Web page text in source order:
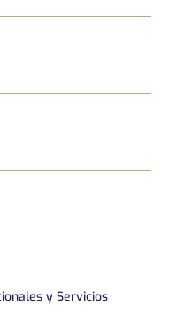
y Servicios